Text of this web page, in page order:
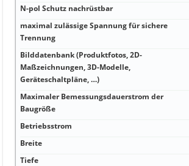
N-pol Schutz nachrüstbar
maximal zulässige Spannung für sichere
Trennung
Bilddatenbank (Produktfotos, 2D-
Maßzeichnungen, 3D-Modelle,
Geräteschaltpläne, …)
Maximaler Bemessungsdauerstrom der
Baugröße
Betriebsstrom
Breite
Tiefe